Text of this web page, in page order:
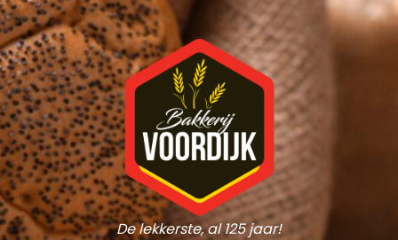
De lekkerste, al 125 jaar!